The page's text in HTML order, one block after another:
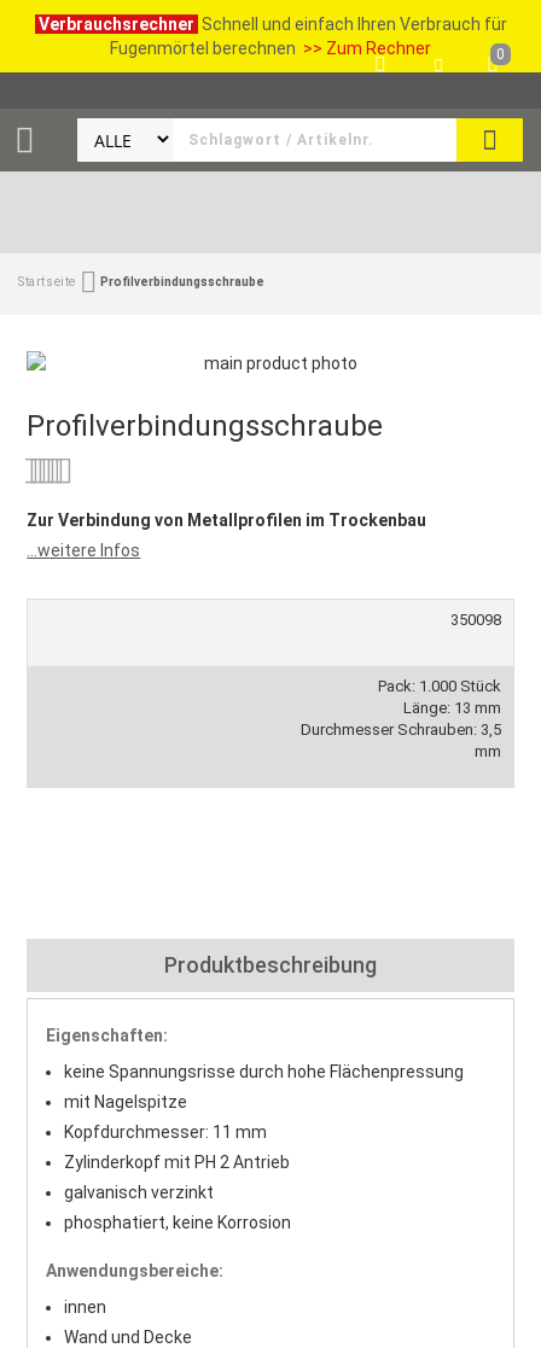
Verbrauchsrechner Schnell und einfach Ihren Verbrauch für
Fugenmörtel berechnen >> Zum Rechner
SUCHE
0
Startseite Profilverbindungsschraube
Profilverbindungsschraube
Zur Verbindung von Metallprofilen im Trockenbau
...weitere Infos
350098
Pack: 1.000 Stück
Länge: 13 mm
Durchmesser Schrauben: 3,5
mm
Produktbeschreibung
Eigenschaften:
keine Spannungsrisse durch hohe Flächenpressung
mit Nagelspitze
Kopfdurchmesser: 11 mm
Zylinderkopf mit PH 2 Antrieb
galvanisch verzinkt
phosphatiert, keine Korrosion
Anwendungsbereiche:
innen
Wand und Decke